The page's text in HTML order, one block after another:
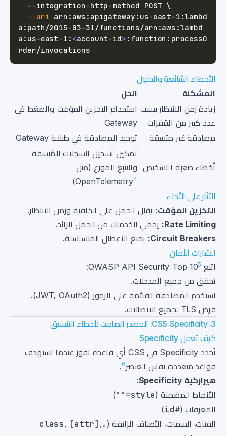
  --integration-http-method POST
\
--uri arn:aws:apigateway:us-east-1:lambd
a:path/2015-03-31/functions/arn:aws:lambd
a:us-east-1: <account-id> :function:processO
الأخطاء الشائعة والحلول
المشكلة
الحل
زيادة زمن الانتظار بسبب
عدد كبير من القفزات
استخدام التخزين المؤقت والضغط في
Gateway
مصادقة غير متسقة
توحيد المصادقة في طبقة Gateway
أخطاء صعبة التشخيص
تمكين تسجيل السجلات المُنسقة
والتتبع الموزع (مثل
OpenTelemetry4
)
الآثار على الأداء
التخزين المؤقت: يقلل الحمل على الخلفية وزمن الانتظار.
Rate Limiting:
يحمي الخدمات من الحمل الزائد.
Circuit Breakers:
يمنع الأعطال المتسلسلة.
اعتبارات الأمان
اتبع OWASP API Security Top 10 5
:
تحقق من جميع المدخلات.
استخدم المصادقة القائمة على الرموز (JWT, OAuth2).
فرض TLS لجميع الاتصالات.
3. CSS Specificity: المصدر الصامت لأخطاء التنسيق
كيف تعمل Specificity
تُحدد Specificity في CSS أي قاعدة تفوز عندما تستهدف
قواعد متعددة نفس العنصر6
.
هيراركية Specificity:
الأنماط المضمنة (style=""
)
المعرفات (#id
)
الفئات، السمات، الأصناف الزائفة ( .class
, [attr] ,